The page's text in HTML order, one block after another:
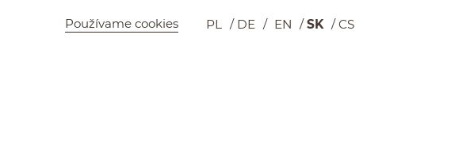
Používame cookies PL DE EN SK
CS